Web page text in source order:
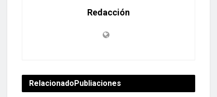
Redacción
RelacionadoPubliaciones